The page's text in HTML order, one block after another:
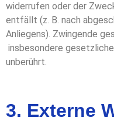
widerrufen oder der
entfällt (z. B. nach
Anliegens). Zwingende
insbesondere
unberührt.
3. Externe